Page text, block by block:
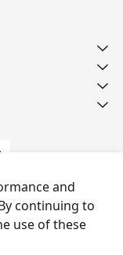
and
continuing to
use of these